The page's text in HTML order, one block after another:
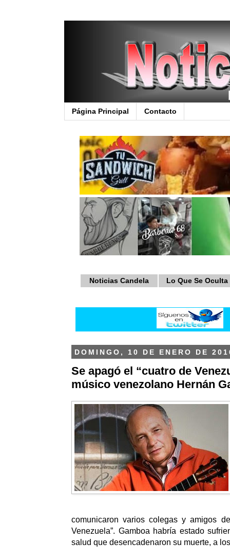
Página Principal Contacto
Noticias Candela Lo Que Se Oculta
DOMINGO, 10 DE ENERO DE
Se apagó el “cuatro de
músico venezolano Hernán
comunicaron varios colegas y amigos
Venezuela”. Gamboa habría estado
salud que desencadenaron su muerte, a